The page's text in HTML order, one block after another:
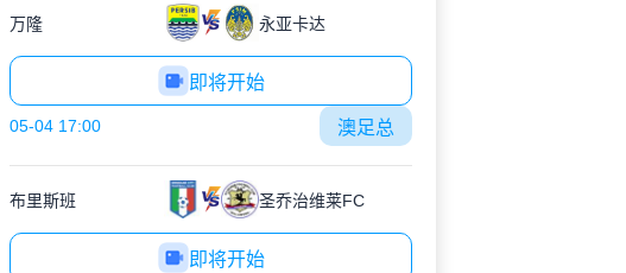
万隆 永亚卡达
即将开始
05-04 17:00 澳足总
布里斯班 圣乔治维莱FC
即将开始